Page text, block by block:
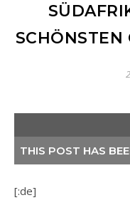
SCHÖNSTEN
THIS POST HAS
[:de]